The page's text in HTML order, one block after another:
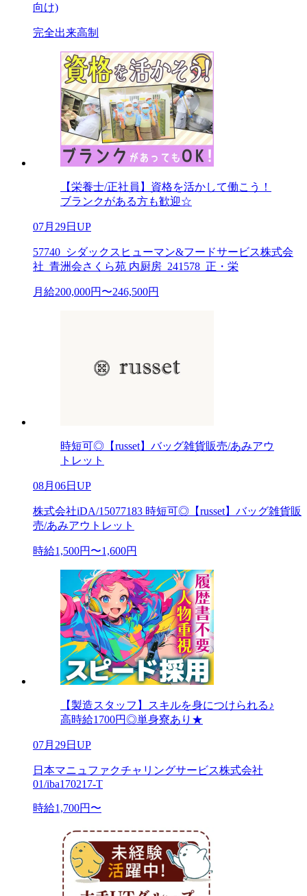
向け)
完全出来高制
【栄養士/正社員】資格を活かして働こう！
ブランクがある方も歓迎☆
07月29日UP
57740_シダックスヒューマン&フードサービス株式会
社_青洲会さくら苑 内厨房_241578_正・栄
月給200,000円〜246,500円
時短可◎【russet】バッグ雑貨販売/あみアウ
トレット
08月06日UP
株式会社iDA/15077183 時短可◎【russet】バッグ雑貨販
売/あみアウトレット
時給1,500円〜1,600円
【製造スタッフ】スキルを身につけられる♪
高時給1700円◎単身寮あり★
07月29日UP
日本マニュファクチャリングサービス株式会社
01/iba170217-T
時給1,700円〜